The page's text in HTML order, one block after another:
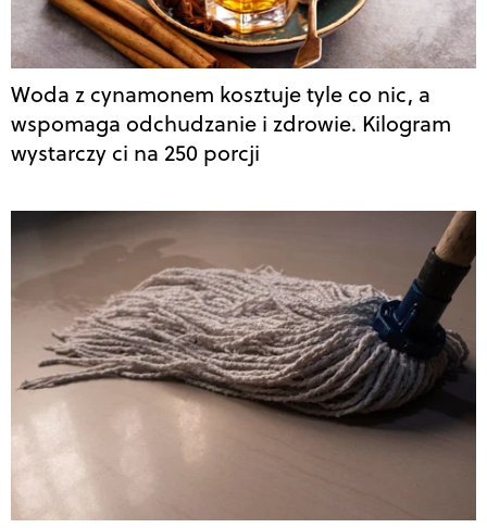
Woda z cynamonem kosztuje tyle co nic, a
wspomaga odchudzanie i zdrowie. Kilogram
wystarczy ci na 250 porcji